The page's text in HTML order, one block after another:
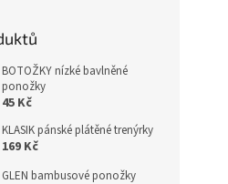
BOTOŽKY nízké bavlněné
ponožky
45 Kč
KLASIK pánské plátěné trenýrky
169 Kč
GLEN bambusové ponožky